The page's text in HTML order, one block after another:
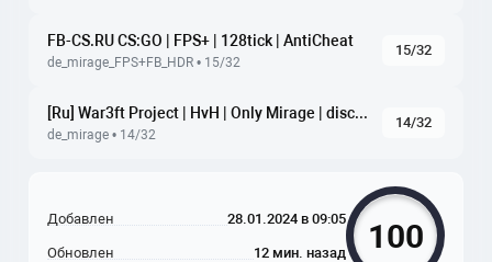
FB-CS.RU CS:GO | FPS+ | 128tick | AntiCheat
de_mirage_FPS+FB_HDR • 15/32
15/32
[Ru] War3ft Project | HvH | Only Mirage | discord.gg/Q9CMAfJK9v
de_mirage • 14/32
14/32
Добавлен 28.01.2024 в 09:05
Обновлен 12 мин. назад 100